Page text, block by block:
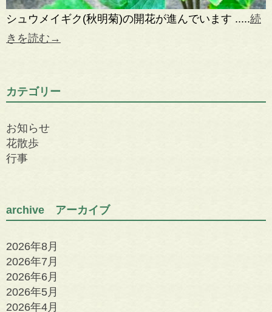
シュウメイギク(秋明菊)の開花が進んでいます .....続
きを読む→
カテゴリー
お知らせ
花散歩
行事
archive アーカイブ
2026年8月
2026年7月
2026年6月
2026年5月
2026年4月